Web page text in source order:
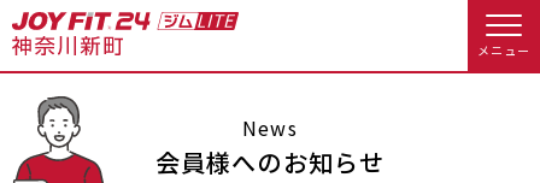
メニュー
店舗トップ
News
会員様へのお知らせ